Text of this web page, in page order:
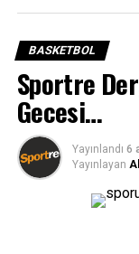
Gündoğanspor
BASKETBOL
Sportre
Gecesi…
Yayınlandı 6
Yayınlayan